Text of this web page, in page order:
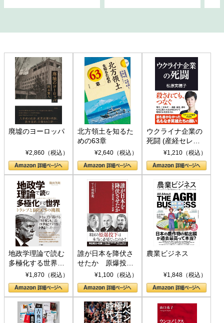
廃墟のヨーロッパ
¥2,860（税込）
北方領土を知るた
めの63章
¥2,640（税込）
ウクライナ企業の
死闘 (産経セレク
ト S 039)¥1,210（税込）
地政学理論で読む
多極化する世界：
トランプとBRICS
の挑戦
¥1,870（税込）
誰が日本を降伏さ
せたか 原爆投
下、ソ連参戦、そ
して聖断 (PHP新
書)
¥1,100（税込）
農業ビジネス
¥1,848（税込）